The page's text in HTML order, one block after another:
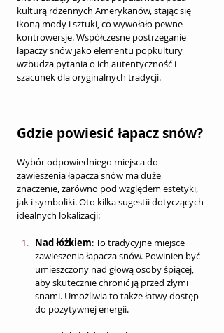
kulturą rdzennych Amerykanów, stając się
ikoną mody i sztuki, co wywołało pewne
kontrowersje. Współczesne postrzeganie
łapaczy snów jako elementu popkultury
wzbudza pytania o ich autentyczność i
szacunek dla oryginalnych tradycji.
Gdzie powiesić łapacz snów?
Wybór odpowiedniego miejsca do
zawieszenia łapacza snów ma duże
znaczenie, zarówno pod względem estetyki,
jak i symboliki. Oto kilka sugestii dotyczących
idealnych lokalizacji:
Nad łóżkiem: To tradycyjne miejsce
zawieszenia łapacza snów. Powinien być
umieszczony nad głową osoby śpiącej,
aby skutecznie chronić ją przed złymi
snami. Umożliwia to także łatwy dostęp
do pozytywnej energii.